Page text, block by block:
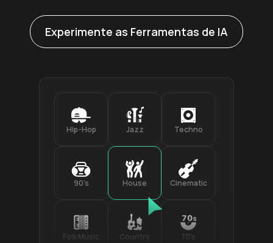
Experimente as Ferramentas de IA
Hip-Hop Jazz Techno
90’s House Cinematic
Folk Music Country 70’s